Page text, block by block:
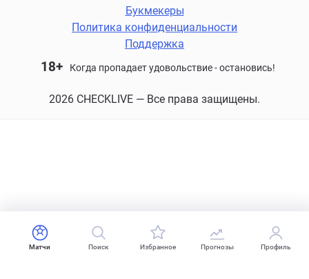
Букмекеры
Политика конфиденциальности
Поддержка
18+ Когда пропадает удовольствие - остановись!
2026 CHECKLIVE — Все права защищены.
Матчи Поиск Избранное Прогнозы Профиль